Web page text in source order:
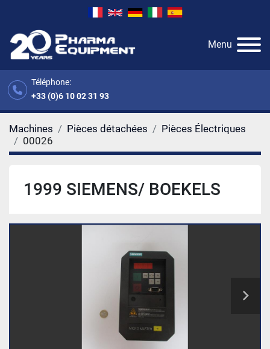
Téléphone:
+33 (0)6 10 02 31 93
Menu
Machines Pièces détachées
Pièces Électriques
00026
1999 SIEMENS/ BOEKELS